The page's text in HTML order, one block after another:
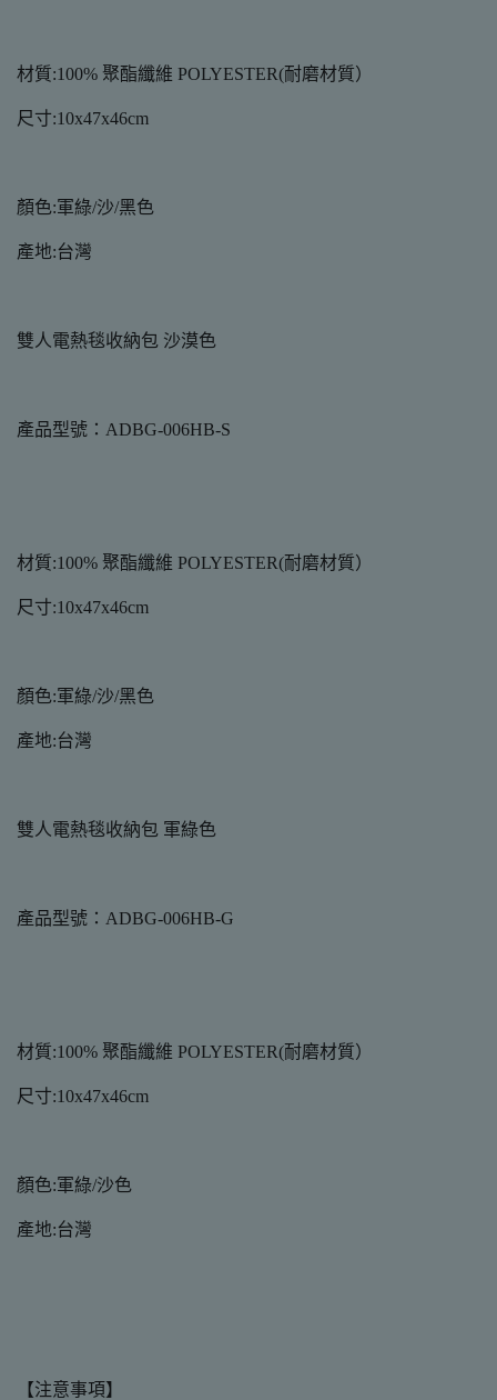
材質:100% 聚酯纖維 POLYESTER(耐磨材質）
尺寸:10x47x46cm
顏色:軍綠/沙/黑色
產地:台灣
雙人電熱毯收納包 沙漠色
產品型號：ADBG-006HB-S
材質:100% 聚酯纖維 POLYESTER(耐磨材質）
尺寸:10x47x46cm
顏色:軍綠/沙/黑色
產地:台灣
雙人電熱毯收納包 軍綠色
產品型號：ADBG-006HB-G
材質:100% 聚酯纖維 POLYESTER(耐磨材質）
尺寸:10x47x46cm
顏色:軍綠/沙色
產地:台灣
【注意事項】